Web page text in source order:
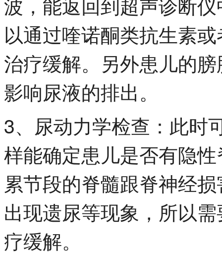
以通过喹诺酮类抗生素
治疗缓解。另外患儿的
影响尿液的排出。
3、尿动力学检查：此时
样能确定患儿是否有隐
累节段的脊髓跟脊神经
出现遗尿等现象，所以
疗缓解。